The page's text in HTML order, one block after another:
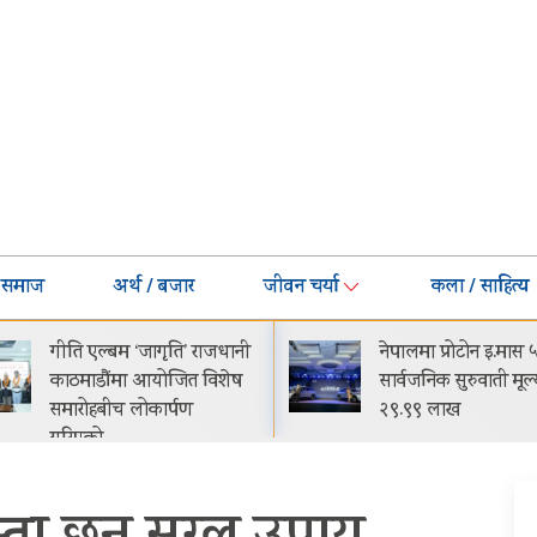
समाज अर्थ / बजार जीवन चर्या कला / साहित्य
नेपालमा प्रोटोन इ.मास ५
सार्वजनिक सुरुवाती मूल्य रू.
२९.९९ लाख
घट्यो बजाजको
मासिक किस्ता-मूल्य